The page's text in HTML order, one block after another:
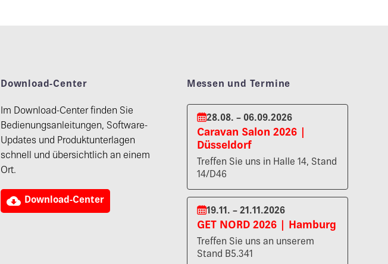
Download-Center
Im Download-Center finden Sie
Bedienungsanleitungen, Software-
Updates und Produktunterlagen
schnell und übersichtlich an einem
Ort.
 Download-Center
Messen und Termine
28.08. – 06.09.2026
Caravan Salon 2026 |
Düsseldorf
Treffen Sie uns in Halle 14, Stand
14/D46
19.11. – 21.11.2026
GET NORD 2026 | Hamburg
Treffen Sie uns an unserem
Stand B5.341